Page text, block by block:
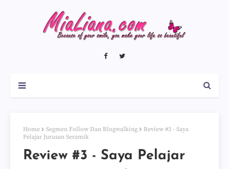
Home Segmen Follow Dan Blogwalking
Review #3 - Saya
Pelajar Jurusan Seramik
Review #3 - Saya Pelajar